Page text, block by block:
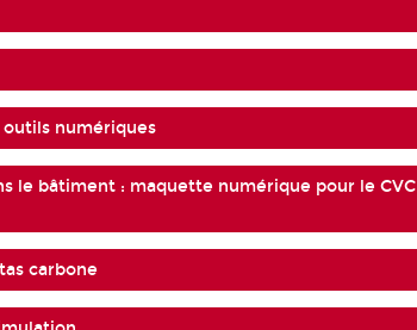
outils numériques
le bâtiment : maquette numérique pour le CVC
carbone